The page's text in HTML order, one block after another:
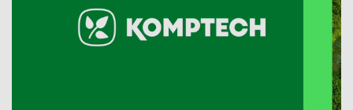
als universellen Ermöglicher im weiten Feld
des Waste Processing und Waste
Management positioniert. Die neue